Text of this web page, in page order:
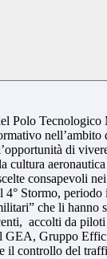
Polo
nell’ambito
di
Stormo,
che li hanno
accolti da
Gruppo
controllo del